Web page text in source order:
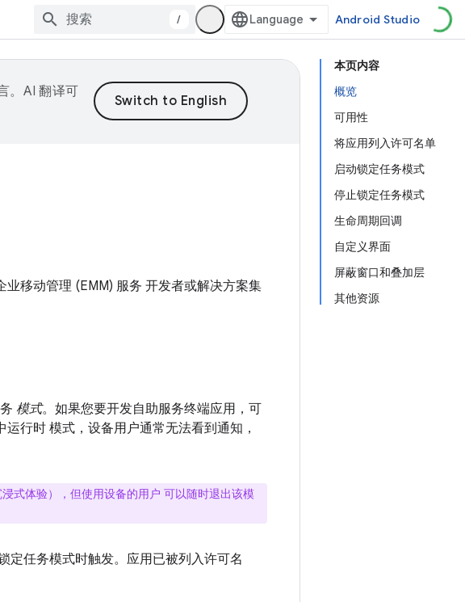
/ Android Studio
本页内容
概览
可用性
将应用列入许可名单
启动锁定任务模式
停止锁定任务模式
生命周期回调
自定义界面
屏蔽窗口和叠加层
其他资源
。AI 翻译可
移动管理 (EMM) 服务 开发者或解决方案集
模式。如果您要开发自助服务终端应用，可
行时 模式，设备用户通常无法看到通知，
浸式体验），但使用设备的用户 可以随时退出该模
定任务模式时触发。应用已被列入许可名